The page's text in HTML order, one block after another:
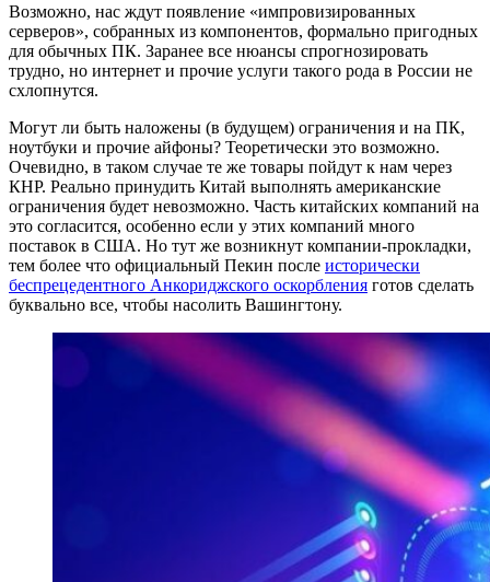
Возможно, нас ждут появление «импровизированных
серверов», собранных из компонентов, формально пригодных
для обычных ПК. Заранее все нюансы спрогнозировать
трудно, но интернет и прочие услуги такого рода в России не
схлопнутся.
Могут ли быть наложены (в будущем) ограничения и на ПК,
ноутбуки и прочие айфоны? Теоретически это возможно.
Очевидно, в таком случае те же товары пойдут к нам через
КНР. Реально принудить Китай выполнять американские
ограничения будет невозможно. Часть китайских компаний на
это согласится, особенно если у этих компаний много
поставок в США. Но тут же возникнут компании-прокладки,
тем более что официальный Пекин после исторически
беспрецедентного Анкориджского оскорбления готов сделать
буквально все, чтобы насолить Вашингтону.